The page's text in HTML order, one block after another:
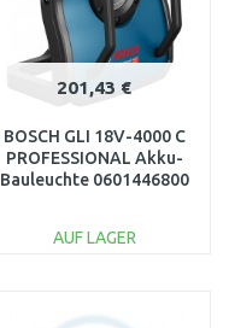
201,43 €
BOSCH GLI 18V-4000 C
PROFESSIONAL Akku-
Bauleuchte 0601446800
AUF LAGER